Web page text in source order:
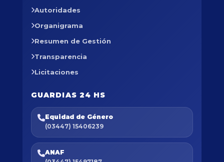
Autoridades
Organigrama
Resumen de Gestión
Transparencia
Licitaciones
GUARDIAS 24 HS
Equidad de Género
(03447) 15406239
ANAF